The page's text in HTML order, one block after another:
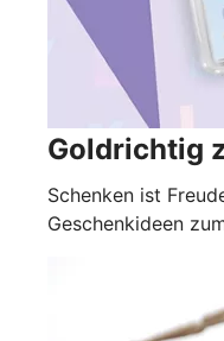
Goldrichtig
Schenken ist
Geschenkideen